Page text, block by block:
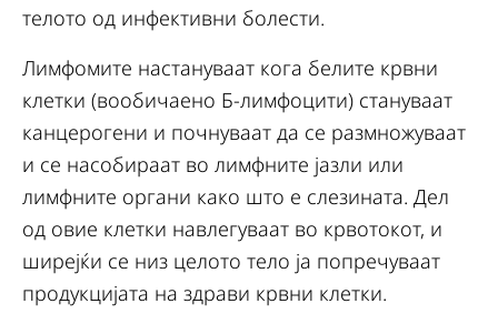
телото од инфективни болести.
Лимфомите настануваат кога белите крвни
клетки (вообичаено Б-лимфоцити) стануваат
канцерогени и почнуваат да се размножуваат
и се насобираат во лимфните јазли или
лимфните органи како што е слезината. Дел
од овие клетки навлегуваат во крвотокот, и
ширејќи се низ целото тело ја попречуваат
продукцијата на здрави крвни клетки.